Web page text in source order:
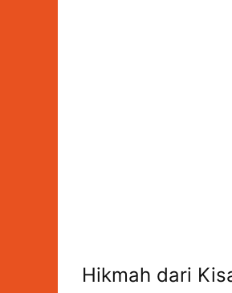
Hikmah dari